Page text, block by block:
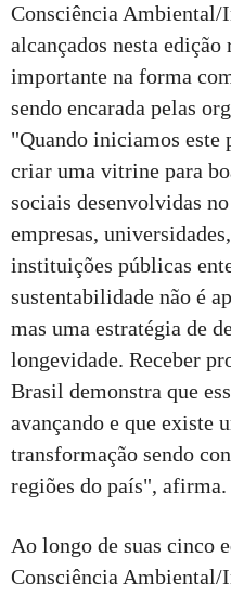
Consciência Ambiental/
alcançados nesta
importante na forma
sendo encarada pelas
"Quando iniciamos este
criar uma vitrine para
sociais desenvolvidas
empresas,
instituições públicas
sustentabilidade não é
mas uma estratégia de
longevidade. Receber
Brasil demonstra que
avançando e que existe
transformação sendo
regiões do país", afirma.
Ao longo de suas cinco
Consciência